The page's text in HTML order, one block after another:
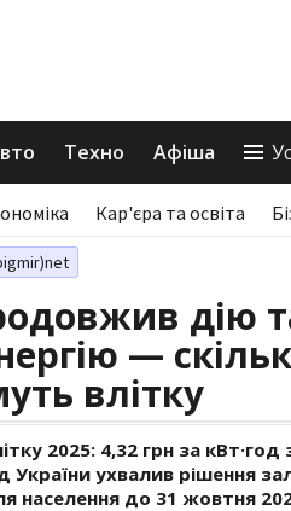
Техно Афіша
Кар'єра та освіта
дію
—
влітку
2025: 4,32 грн за
України ухвалив рішення
населення до 31 жовтня